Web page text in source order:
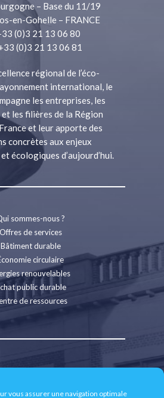
vous assurer une navigation optimale
– Base du 11/19
en-Gohelle – FRANCE
(0)3 21 13 06 80
(0)3 21 13 06 81
régional de l’éco-
international, le
les entreprises, les
les filières de la Région
et leur apporte des
concrètes aux enjeux
écologiques d’aujourd’hui.
sommes-nous ?
Offres de services
Bâtiment durable
circulaire
renouvelables
public durable
de ressources
Contact